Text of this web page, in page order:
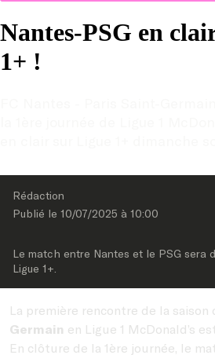
Nantes-PSG en
1+ !
Rédaction
Publié le 10/07/2025 à 10:00
Le match entre Nantes et le PSG sera
Ligue 1+.
La première rencontre de la saison
Germain en Ligue 1 McDonald’s
En clôture de la 1ère journée, le